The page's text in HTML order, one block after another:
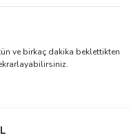
ve birkaç dakika beklettikten
yapın!